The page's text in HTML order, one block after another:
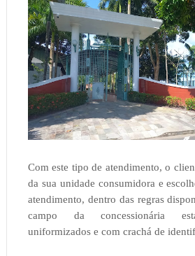
Com este tipo de atendimento, o
da sua unidade consumidora e
atendimento, dentro das regras
campo da concessionária
uniformizados e com crachá de